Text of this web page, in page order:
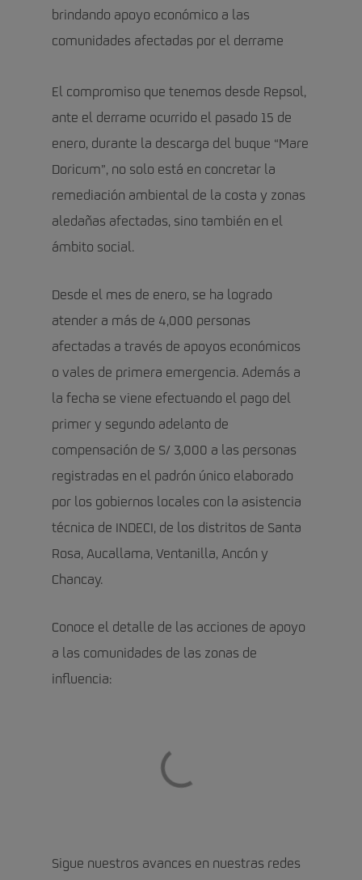
brindando apoyo económico a las
comunidades afectadas por el derrame
El compromiso que tenemos desde Repsol,
ante el derrame ocurrido el pasado 15 de
enero, durante la descarga del buque “Mare
Doricum”, no solo está en concretar la
remediación ambiental de la costa y zonas
aledañas afectadas, sino también en el
ámbito social.
Desde el mes de enero, se ha logrado
atender a más de 4,000 personas
afectadas a través de apoyos económicos
o vales de primera emergencia. Además a
la fecha se viene efectuando el pago del
primer y segundo adelanto de
compensación de S/ 3,000 a las personas
registradas en el padrón único elaborado
por los gobiernos locales con la asistencia
técnica de INDECI, de los distritos de Santa
Rosa, Aucallama, Ventanilla, Ancón y
Chancay.
Conoce el detalle de las acciones de apoyo
a las comunidades de las zonas de
influencia:
Sigue nuestros avances en nuestras redes